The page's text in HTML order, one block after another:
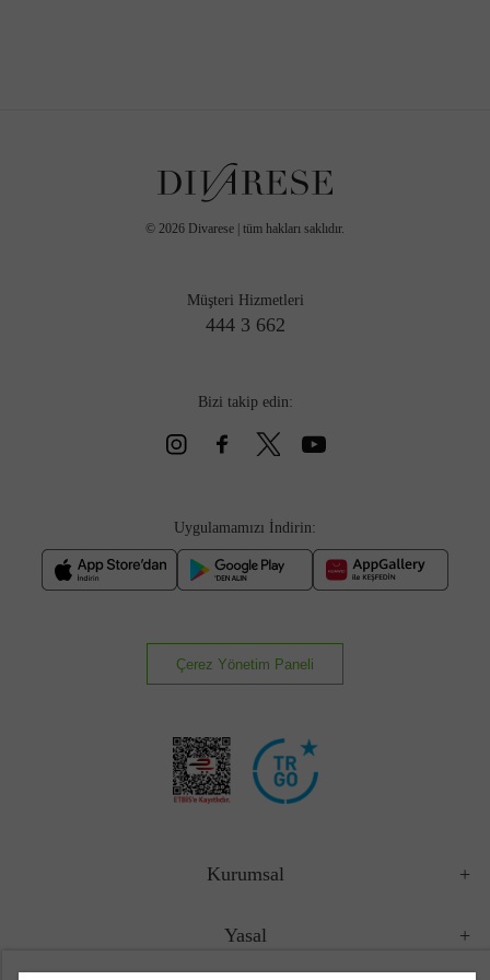
© 2026 Divarese | tüm hakları saklıdır.
Müşteri Hizmetleri
444 3 662
Bizi takip edin:
Uygulamamızı İndirin:
Çerez Yönetim Paneli
Kurumsal
Yasal